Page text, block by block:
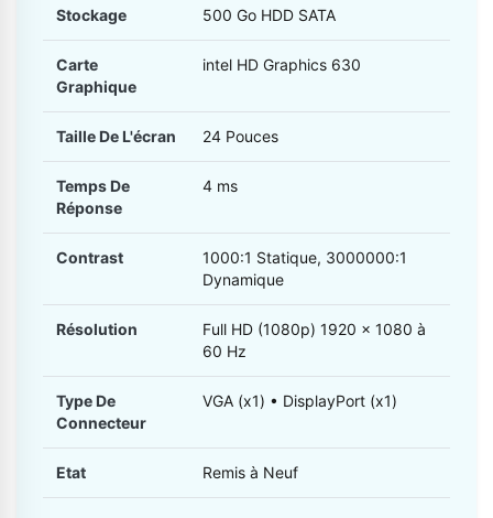
Stockage 500 Go HDD SATA
Carte
Graphique
intel HD Graphics 630
Taille De L'écran 24 Pouces
Temps De
Réponse
4 ms
Contrast
1000:1 Statique, 3000000:1
Dynamique
Résolution
Full HD (1080p) 1920 x 1080 à
60 Hz
Type De
Connecteur
VGA (x1) • DisplayPort (x1)
Etat Remis à Neuf